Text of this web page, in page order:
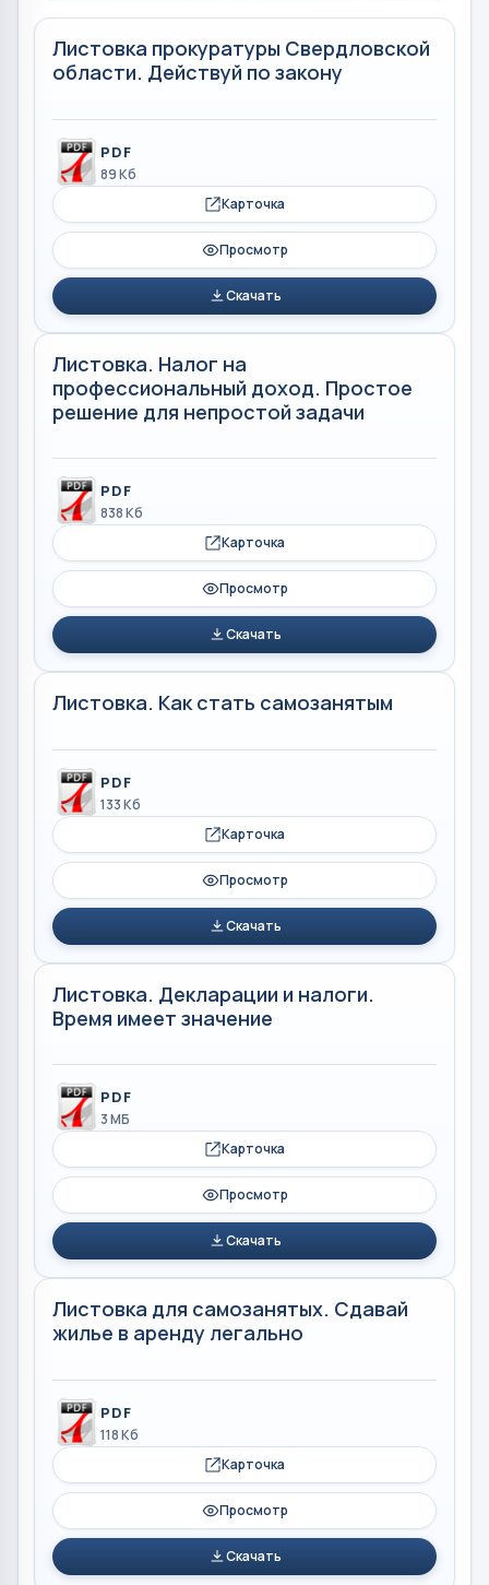
Листовка прокуратуры Свердловской
области. Действуй по закону
PDF
89 Кб
Карточка
Просмотр
Скачать
Листовка. Налог на
профессиональный доход. Простое
решение для непростой задачи
PDF
838 Кб
Карточка
Просмотр
Скачать
Листовка. Как стать самозанятым
PDF
133 Кб
Карточка
Просмотр
Скачать
Листовка. Декларации и налоги.
Время имеет значение
PDF
3 МБ
Карточка
Просмотр
Скачать
Листовка для самозанятых. Сдавай
жилье в аренду легально
PDF
118 Кб
Карточка
Просмотр
Скачать